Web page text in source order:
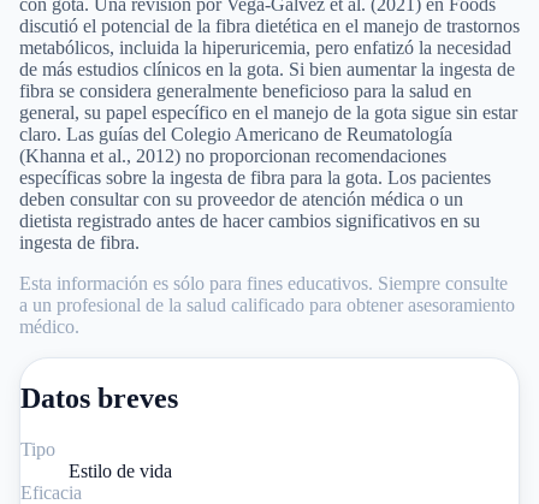
discutió el potencial de la fibra dietética en el manejo de trastornos
metabólicos, incluida la hiperuricemia, pero enfatizó la necesidad
de más estudios clínicos en la gota. Si bien aumentar la ingesta de
fibra se considera generalmente beneficioso para la salud en
general, su papel específico en el manejo de la gota sigue sin estar
claro. Las guías del Colegio Americano de Reumatología
(Khanna et al., 2012) no proporcionan recomendaciones
específicas sobre la ingesta de fibra para la gota. Los pacientes
deben consultar con su proveedor de atención médica o un
dietista registrado antes de hacer cambios significativos en su
ingesta de fibra.
Esta información es sólo para fines educativos. Siempre consulte
a un profesional de la salud calificado para obtener asesoramiento
médico.
Datos breves
Tipo
Estilo de vida
Eficacia